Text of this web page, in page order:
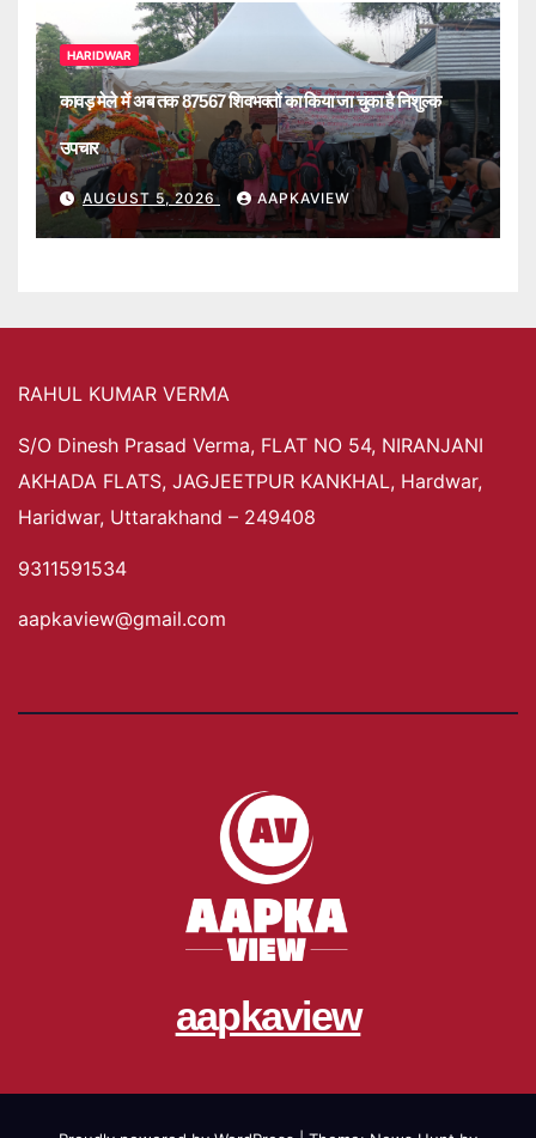
HARIDWAR
कावड़ मेले में अब तक 87567 शिवभक्तों का किया जा चुका है निशुल्क
उपचार
AUGUST 5, 2026 AAPKAVIEW
RAHUL KUMAR VERMA
S/O Dinesh Prasad Verma, FLAT NO 54, NIRANJANI
AKHADA FLATS, JAGJEETPUR KANKHAL, Hardwar,
Haridwar, Uttarakhand – 249408
9311591534
aapkaview@gmail.com
aapkaview